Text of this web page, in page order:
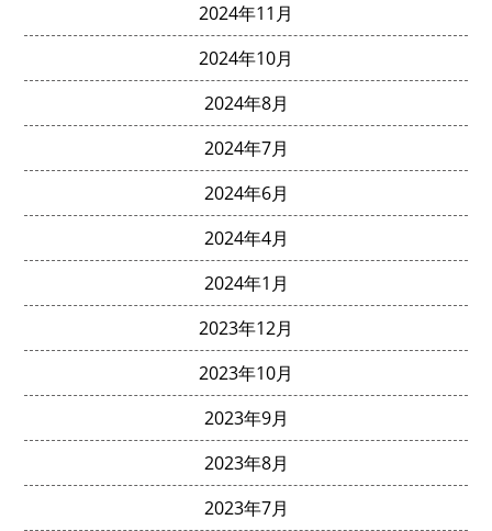
2024年11月
2024年10月
2024年8月
2024年7月
2024年6月
2024年4月
2024年1月
2023年12月
2023年10月
2023年9月
2023年8月
2023年7月